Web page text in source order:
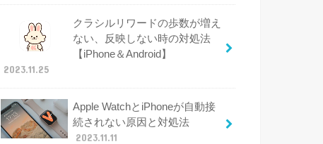
クラシルリワードの歩数が増え
ない、反映しない時の対処法
【iPhone＆Android】
2023.11.25
Apple WatchとiPhoneが自動接
続されない原因と対処法
2023.11.11